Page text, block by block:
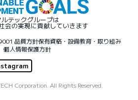
ルテックグループは
会の実現に貢献していきます
品質方針保有資格・設備教育・取り組み
個人情報保護方針
Corporation. All Rights Reserved.